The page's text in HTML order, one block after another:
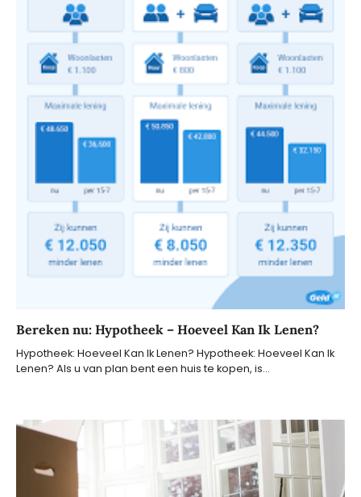
Bereken nu: Hypotheek – Hoeveel Kan Ik Lenen?
Hypotheek: Hoeveel Kan Ik Lenen? Hypotheek: Hoeveel Kan Ik
Lenen? Als u van plan bent een huis te kopen, is…